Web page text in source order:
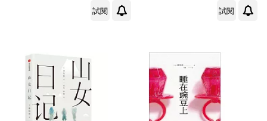
試閱
試閱